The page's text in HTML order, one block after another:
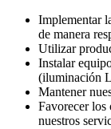
Implementar
de manera
Utilizar
Instalar
(iluminación
Mantener
Favorecer los
nuestros